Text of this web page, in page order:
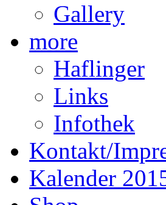
Gallery
more
Haflinger
Links
Infothek
Kontakt/
Kalender